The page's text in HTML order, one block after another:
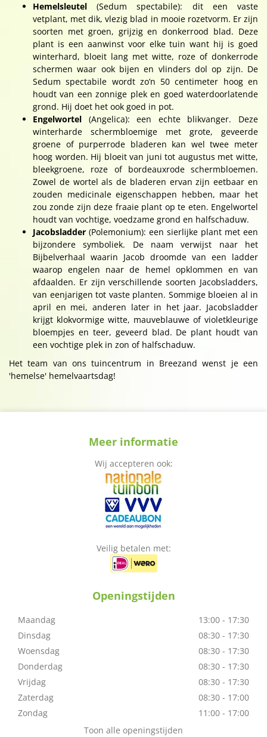
Hemelsleutel (Sedum spectabile): dit een vaste
vetplant, met dik, vlezig blad in mooie rozetvorm. Er zijn
soorten met groen, grijzig en donkerrood blad. Deze
plant is een aanwinst voor elke tuin want hij is goed
winterhard, bloeit lang met witte, roze of donkerrode
schermen waar ook bijen en vlinders dol op zijn. De
Sedum spectabile wordt zo’n 50 centimeter hoog en
houdt van een zonnige plek en goed waterdoorlatende
grond. Hij doet het ook goed in pot.
Engelwortel (Angelica): een echte blikvanger. Deze
winterharde schermbloemige met grote, geveerde
groene of purperrode bladeren kan wel twee meter
hoog worden. Hij bloeit van juni tot augustus met witte,
bleekgroene, roze of bordeauxrode schermbloemen.
Zowel de wortel als de bladeren ervan zijn eetbaar en
zouden medicinale eigenschappen hebben, maar het
zou zonde zijn deze fraaie plant op te eten. Engelwortel
houdt van vochtige, voedzame grond en halfschaduw.
Jacobsladder (Polemonium): een sierlijke plant met een
bijzondere symboliek. De naam verwijst naar het
Bijbelverhaal waarin Jacob droomde van een ladder
waarop engelen naar de hemel opklommen en van
afdaalden. Er zijn verschillende soorten Jacobsladders,
van eenjarigen tot vaste planten. Sommige bloeien al in
april en mei, anderen later in het jaar. Jacobsladder
krijgt klokvormige witte, mauveblauwe of violetkleurige
bloempjes en teer, geveerd blad. De plant houdt van
een vochtige plek in zon of halfschaduw.
Het team van ons tuincentrum in Breezand wenst je een
'hemelse' hemelvaartsdag!
Meer informatie
Wij accepteren ook:
Veilig betalen met:
Openingstijden
Maandag
13:00 - 17:30
Dinsdag
08:30 - 17:30
Woensdag
08:30 - 17:30
Donderdag
08:30 - 17:30
Vrijdag
08:30 - 17:30
Zaterdag
08:30 - 17:00
Zondag
11:00 - 17:00
Toon alle openingstijden